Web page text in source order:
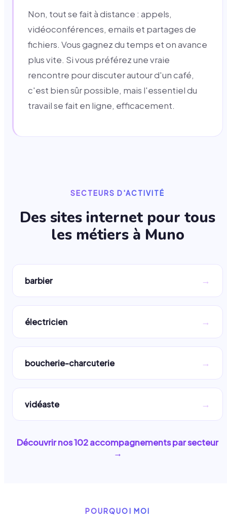
Non, tout se fait à distance : appels,
vidéoconférences, emails et partages de
fichiers. Vous gagnez du temps et on avance
plus vite. Si vous préférez une vraie
rencontre pour discuter autour d'un café,
c'est bien sûr possible, mais l'essentiel du
travail se fait en ligne, efficacement.
SECTEURS D'ACTIVITÉ
Des sites internet pour tous
les métiers à Muno
barbier →
électricien →
boucherie-charcuterie →
vidéaste →
Découvrir nos102accompagnements par secteur
→
POURQUOI MOI